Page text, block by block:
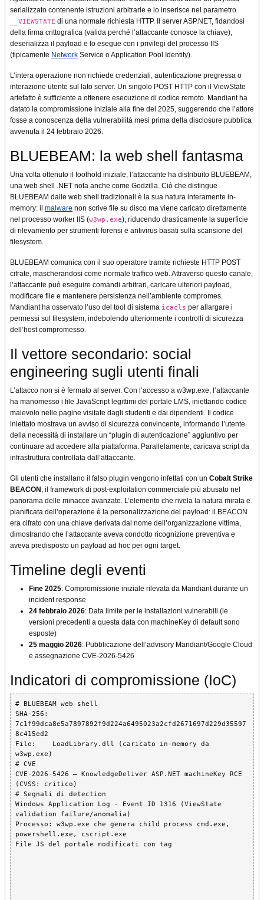
serializzato contenente istruzioni arbitrarie e lo inserisce nel parametro
__VIEWSTATE di una normale richiesta HTTP. Il server ASP.NET, fidandosi
della firma crittografica (valida perché l’attaccante conosce la chiave),
deserializza il payload e lo esegue con i privilegi del processo IIS
(tipicamente Network Service o Application Pool Identity).
L’intera operazione non richiede credenziali, autenticazione pregressa o
interazione utente sul lato server. Un singolo POST HTTP con il ViewState
artefatto è sufficiente a ottenere esecuzione di codice remoto. Mandiant ha
datato la compromissione iniziale alla fine del 2025, suggerendo che l’attore
fosse a conoscenza della vulnerabilità mesi prima della disclosure pubblica
avvenuta il 24 febbraio 2026.
BLUEBEAM: la web shell fantasma
Una volta ottenuto il foothold iniziale, l’attaccante ha distribuito BLUEBEAM,
una web shell .NET nota anche come Godzilla. Ciò che distingue
BLUEBEAM dalle web shell tradizionali è la sua natura interamente in-
memory: il malware non scrive file su disco ma viene caricato direttamente
nel processo worker IIS (w3wp.exe), riducendo drasticamente la superficie
di rilevamento per strumenti forensi e antivirus basati sulla scansione del
filesystem.
BLUEBEAM comunica con il suo operatore tramite richieste HTTP POST
cifrate, mascherandosi come normale traffico web. Attraverso questo canale,
l’attaccante può eseguire comandi arbitrari, caricare ulteriori payload,
modificare file e mantenere persistenza nell’ambiente compromes.
Mandiant ha osservato l’uso del tool di sistema icacls per allargare i
permessi sul filesystem, indebolendo ulteriormente i controlli di sicurezza
dell’host compromesso.
Il vettore secondario: social
engineering sugli utenti finali
L’attacco non si è fermato al server. Con l’accesso a w3wp.exe, l’attaccante
ha manomesso i file JavaScript legittimi del portale LMS, iniettando codice
malevolo nelle pagine visitate dagli studenti e dai dipendenti. Il codice
iniettato mostrava un avviso di sicurezza convincente, informando l’utente
della necessità di installare un “plugin di autenticazione” aggiuntivo per
continuare ad accedere alla piattaforma. Parallelamente, caricava script da
infrastruttura controllata dall’attaccante.
Gli utenti che installano il falso plugin vengono infettati con un Cobalt Strike
BEACON , il framework di post-exploitation commerciale più abusato nel
panorama delle minacce avanzate. L’elemento che rivela la natura mirata e
pianificata dell’operazione è la personalizzazione del payload: il BEACON
era cifrato con una chiave derivata dal nome dell’organizzazione vittima,
dimostrando che l’attaccante aveva condotto ricognizione preventiva e
aveva predisposto un payload ad hoc per ogni target.
Timeline degli eventi
Fine 2025: Compromissione iniziale rilevata da Mandiant durante un
incident response
24 febbraio 2026: Data limite per le installazioni vulnerabili (le
versioni precedenti a questa data con machineKey di default sono
esposte)
25 maggio 2026: Pubblicazione dell’advisory Mandiant/Google Cloud
e assegnazione CVE-2026-5426
Indicatori di compromissione (IoC)
# BLUEBEAM web shell
SHA-256:
7c1f99dca8e5a7897892f9d224a6495023a2cfd2671697d229d35597
8c415ed2
File:    LoadLibrary.dll (caricato in-memory da
w3wp.exe)
# CVE
CVE-2026-5426 – KnowledgeDeliver ASP.NET machineKey RCE
(CVSS: critico)
# Segnali di detection
Windows Application Log - Event ID 1316 (ViewState
validation failure/anomalia)
Processo: w3wp.exe che genera child process cmd.exe,
powershell.exe, cscript.exe
File JS del portale modificati con tag